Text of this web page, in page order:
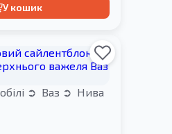
У кошик
Ваз
Нива